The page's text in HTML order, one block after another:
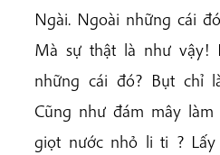
Ngài. Ngoài những cái
Mà sự thật là như vậy!
những cái đó? Bụt chỉ
Cũng như đám mây
giọt nước nhỏ li ti ?